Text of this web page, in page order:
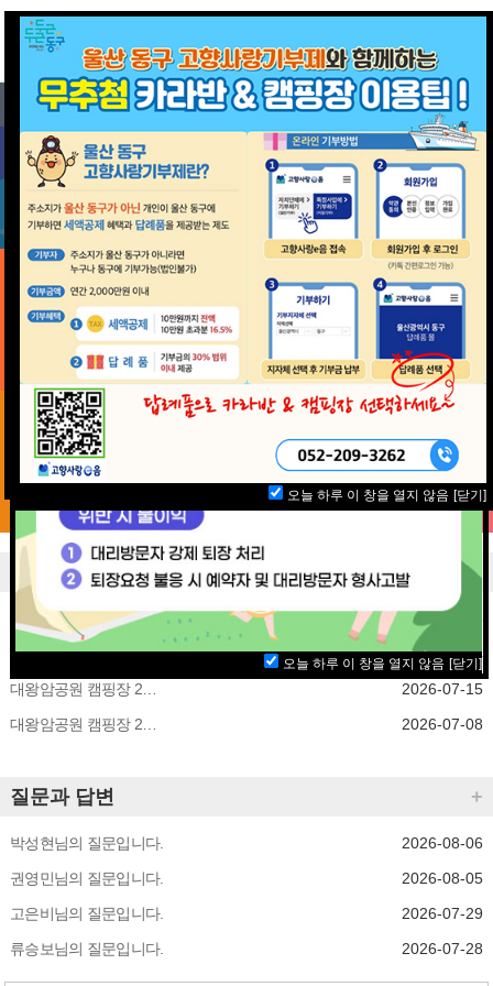
오늘 하루 이 창을 열지 않음 [닫기]
오늘 하루 이 창을 열지 않음 [닫기]
오늘 하루 이 창을 열지 않음 [닫기]
알려드립니다
Previous
사전예약 요금안내 즉시결제
시설안내 찾아오시는길
공지사항 +
대왕암공원 캠핑장 2026년 9월 동구구민 사전예약 당첨자 명단 안내
2026-08-05
대왕암공원 캠핑장 2026년 9월 사전예약 안내
2026-07-24
2026-07-15
2026-07-08
질문과 답변 +
박성현님의 질문입니다.
2026-08-06
권영민님의 질문입니다.
2026-08-05
고은비님의 질문입니다.
2026-07-29
류승보님의 질문입니다.
2026-07-28